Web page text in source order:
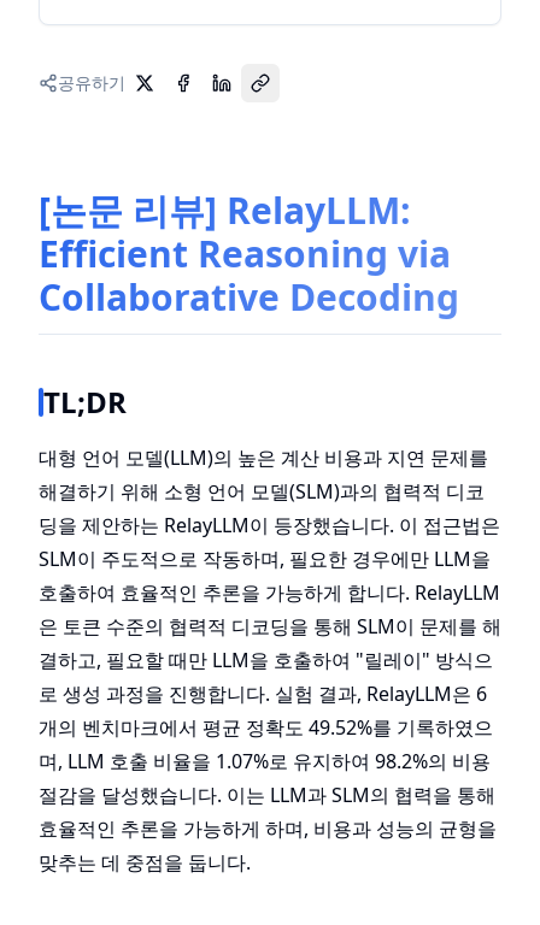
공유하기
[논문 리뷰] RelayLLM:
Efficient Reasoning via
Collaborative Decoding
TL;DR
대형 언어 모델(LLM)의 높은 계산 비용과 지연 문제를
해결하기 위해 소형 언어 모델(SLM)과의 협력적 디코
딩을 제안하는 RelayLLM이 등장했습니다. 이 접근법은
SLM이 주도적으로 작동하며, 필요한 경우에만 LLM을
호출하여 효율적인 추론을 가능하게 합니다. RelayLLM
은 토큰 수준의 협력적 디코딩을 통해 SLM이 문제를 해
결하고, 필요할 때만 LLM을 호출하여 "릴레이" 방식으
로 생성 과정을 진행합니다. 실험 결과, RelayLLM은 6
개의 벤치마크에서 평균 정확도 49.52%를 기록하였으
며, LLM 호출 비율을 1.07%로 유지하여 98.2%의 비용
절감을 달성했습니다. 이는 LLM과 SLM의 협력을 통해
효율적인 추론을 가능하게 하며, 비용과 성능의 균형을
맞추는 데 중점을 둡니다.